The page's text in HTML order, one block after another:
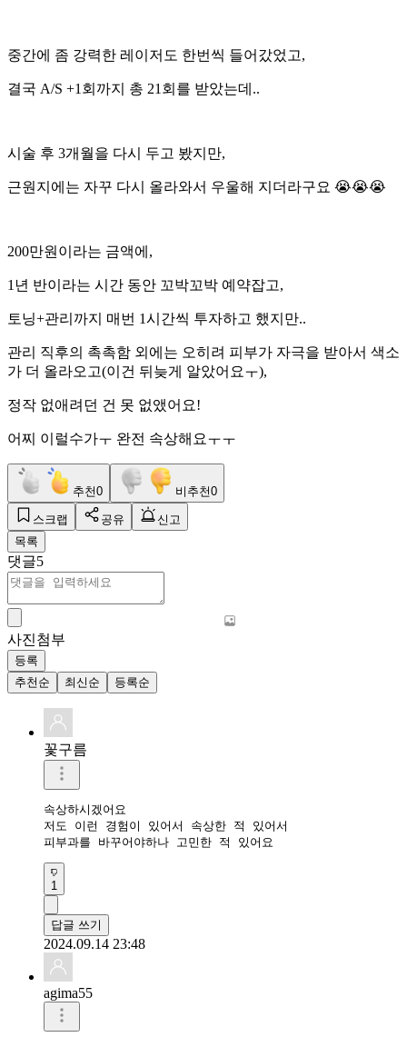
중간에 좀 강력한 레이저도 한번씩 들어갔었고,
결국 A/S +1회까지 총 21회를 받았는데..
시술 후 3개월을 다시 두고 봤지만,
근원지에는 자꾸 다시 올라와서 우울해 지더라구요 😭😭😭
200만원이라는 금액에,
1년 반이라는 시간 동안 꼬박꼬박 예약잡고,
토닝+관리까지 매번 1시간씩 투자하고 했지만..
관리 직후의 촉촉함 외에는 오히려 피부가 자극을 받아서 색소
가 더 올라오고(이건 뒤늦게 알았어요ㅜ),
정작 없애려던 건 못 없앴어요!
어찌 이럴수가ㅜ 완전 속상해요ㅜㅜ
추천0 비추천0
스크랩 공유
신고
목록
댓글5
사진첨부
등록
추천순
최신순 등록순
꽃구름
속상하시겠어요
저도 이런 경험이 있어서 속상한 적 있어서
피부과를 바꾸어야하나 고민한 적 있어요
1
답글 쓰기
2024.09.14 23:48
agima55